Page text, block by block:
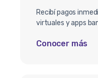
Recibí pagos
virtuales y apps
Conocer más